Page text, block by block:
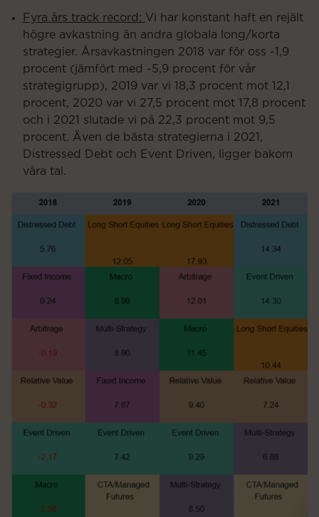
Fyra års track record: Vi har konstant haft en rejält
högre avkastning än andra globala long/korta
strategier. Årsavkastningen 2018 var för oss -1,9
procent (jämfört med -5,9 procent för vår
strategigrupp), 2019 var vi 18,3 procent mot 12,1
procent, 2020 var vi 27,5 procent mot 17,8 procent
och i 2021 slutade vi på 22,3 procent mot 9,5
procent. Även de bästa strategierna i 2021,
Distressed Debt och Event Driven, ligger bakom
våra tal.